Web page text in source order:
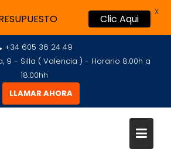
+34 605 36 24 49
9 - Silla ( Valencia ) - Horario 8.00h a
18.00hh
LLAMAR AHORA
Clic Aqui
X